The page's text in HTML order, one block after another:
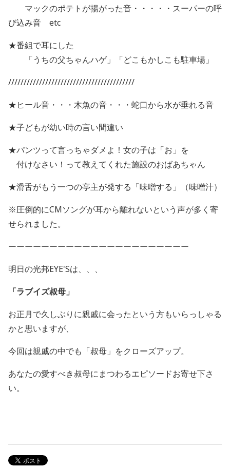
マックのポテトが揚がった音・・・・・スーパーの呼
び込み音 etc
★番組で耳にした
「うちの父ちゃんハゲ」「どこもかしこも駐車場」
/////////////////////////////////////////
★ヒール音・・・木魚の音・・・蛇口から水が垂れる音
★子どもが幼い時の言い間違い
★パンツって言っちゃダメよ！女の子は「お」を
付けなさい！って教えてくれた施設のおばあちゃん
★滑舌がもう一つの亭主が発する「味噌する」（味噌汁）
※圧倒的にCMソングが耳から離れないという声が多く寄
せられました。
ーーーーーーーーーーーーーーーーーーーーーー
明日の光邦EYE'Sは、、、
「ラブイズ叔母」
お正月で久しぶりに親戚に会ったという方もいらっしゃる
かと思いますが、
今回は親戚の中でも「叔母」をクローズアップ。
あなたの愛すべき叔母にまつわるエピソードお寄せ下さ
い。